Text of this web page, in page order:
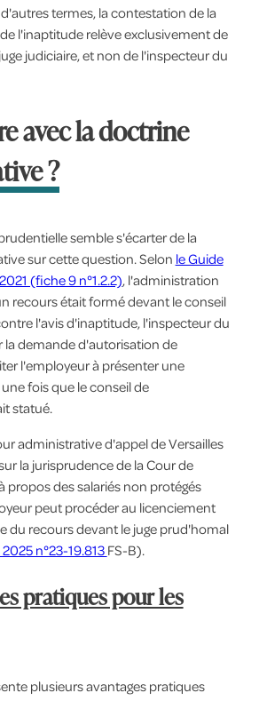
d'autres termes, la contestation de la
l'inaptitude relève exclusivement de
judiciaire, et non de l'inspecteur du
avec la doctrine
?
semble s'écarter de la
sur cette question. Selon le Guide
(fiche 9 n°1.2.2), l'administration
recours était formé devant le conseil
l'avis d'inaptitude, l'inspecteur du
la demande d'autorisation de
l'employeur à présenter une
fois que le conseil de
statué.
administrative d'appel de Versailles
la jurisprudence de la Cour de
propos des salariés non protégés
peut procéder au licenciement
du recours devant le juge prud'homal
n°23-19.813 FS-B).
pratiques pour les
plusieurs avantages pratiques